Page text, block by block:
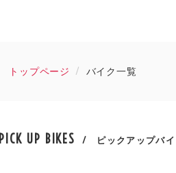
トップページ バイク一覧
PICK UP BIKES / ピックアップバ